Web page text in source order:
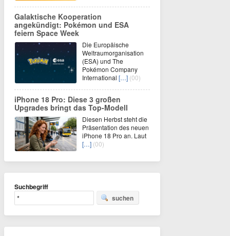
Galaktische Kooperation
angekündigt: Pokémon und ESA
feiern Space Week
Die Europäische
Weltraumorganisation
(ESA) und The
Pokémon Company
International […] (00)
iPhone 18 Pro: Diese 3 großen
Upgrades bringt das Top-Modell
Diesen Herbst steht die
Präsentation des neuen
iPhone 18 Pro an. Laut
[…] (00)
Suchbegriff
suchen